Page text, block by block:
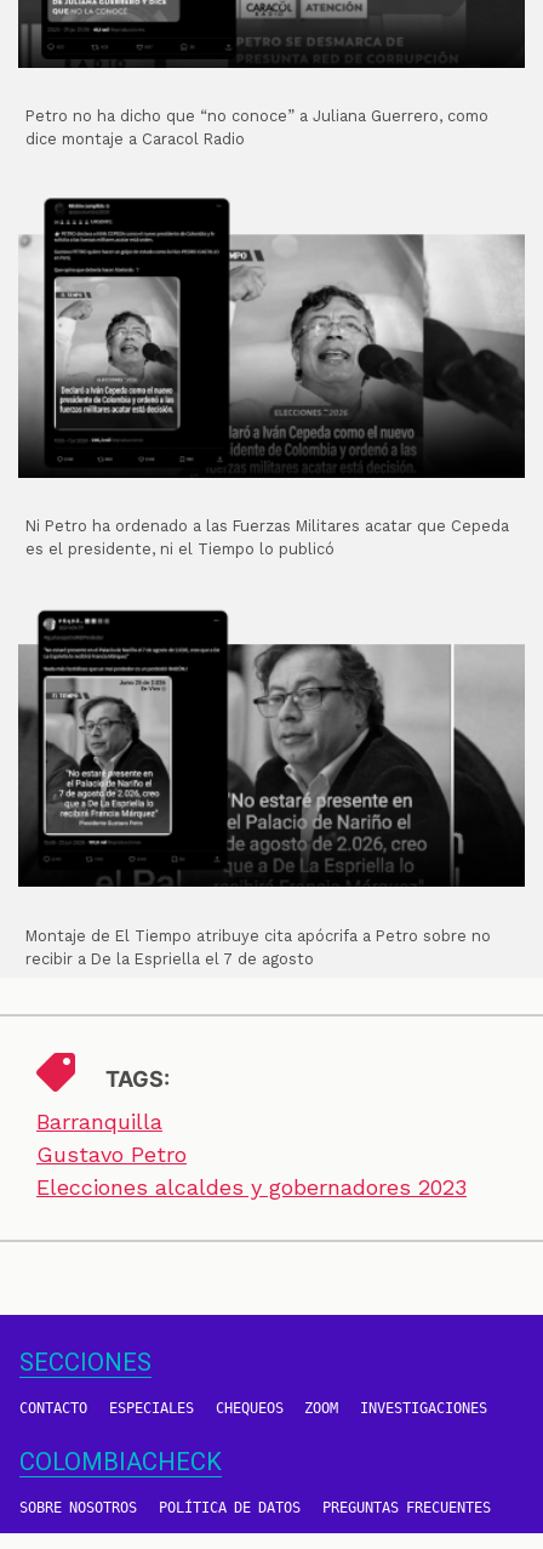
Petro no ha dicho que “no conoce” a Juliana Guerrero, como
dice montaje a Caracol Radio
Ni Petro ha ordenado a las Fuerzas Militares acatar que Cepeda
es el presidente, ni el Tiempo lo publicó
Montaje de El Tiempo atribuye cita apócrifa a Petro sobre no
recibir a De la Espriella el 7 de agosto
TAGS:
Barranquilla
Gustavo Petro
Elecciones alcaldes y gobernadores 2023
SECCIONES
CONTACTO ESPECIALES CHEQUEOS ZOOM INVESTIGACIONES
COLOMBIACHECK
SOBRE NOSOTROS POLÍTICA DE DATOS PREGUNTAS FRECUENTES